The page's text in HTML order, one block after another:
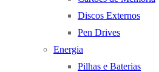
Discos Externos
Pen Drives
Energia
Pilhas e Baterias